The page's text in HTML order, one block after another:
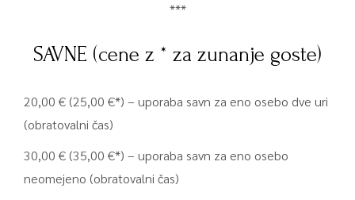
***
SAVNE (cene z * za zunanje goste)
20,00 € (25,00 €*) – uporaba savn za eno osebo dve uri
(obratovalni čas)
30,00 € (35,00 €*) – uporaba savn za eno osebo
neomejeno (obratovalni čas)